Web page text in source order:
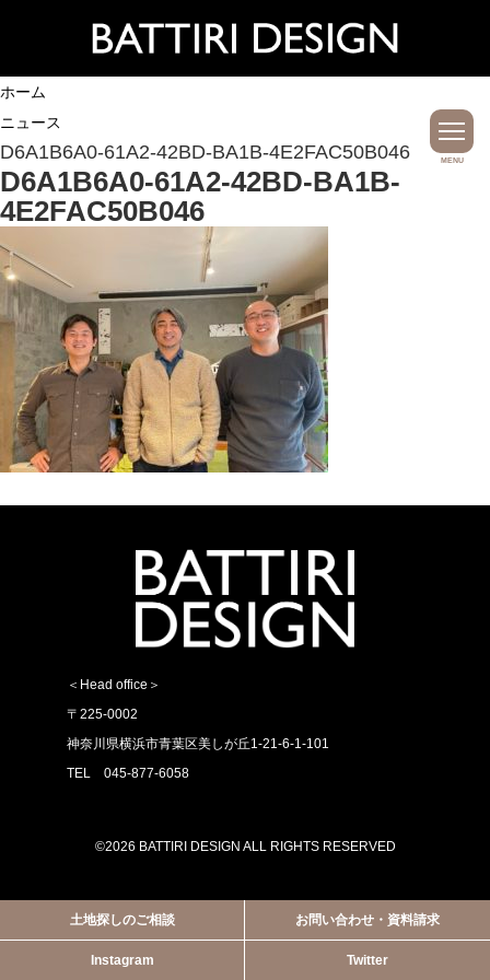
MENU
ホーム
ニュース
D6A1B6A0-61A2-42BD-BA1B-4E2FAC50B046
D6A1B6A0-61A2-42BD-BA1B-
4E2FAC50B046
＜Head office＞
〒225-0002
神奈川県横浜市青葉区美しが丘1-21-6-1-101
TEL 045-877-6058
©2026 BATTIRI DESIGN ALL RIGHTS RESERVED
土地探しのご相談 お問い合わせ・資料請求
Instagram Twitter